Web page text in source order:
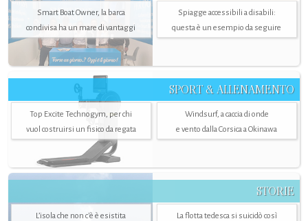
Smart Boat Owner, la barca
condivisa ha un mare di vantaggi
Spiagge accessibili a disabili:
questa è un esempio da seguire
SPORT & ALLENAMENTO
Top Excite Technogym, per chi
vuol costruirsi un fisico da regata
Windsurf, a caccia di onde
e vento dalla Corsica a Okinawa
STORIE
L’isola che non c'è è esistita
La flotta tedesca si suicidò così